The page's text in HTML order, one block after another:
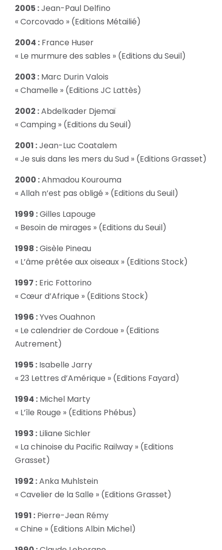
2005 :Jean-Paul Delfino
« Corcovado » (Editions Métailié)
2004 : France Huser
« Le murmure des sables » (Editions du Seuil)
2003 : Marc Durin Valois
« Chamelle » (Editions JC Lattès)
2002 :Abdelkader Djemaï
« Camping » (Editions du Seuil)
2001 :Jean-Luc Coatalem
« Je suis dans les mers du Sud » (Editions Grasset)
2000 :Ahmadou Kourouma
« Allah n’est pas obligé » (Editions du Seuil)
1999 :Gilles Lapouge
« Besoin de mirages » (Editions du Seuil)
1998 :Gisèle Pineau
« L’âme prêtée aux oiseaux » (Editions Stock)
1997 : Eric Fottorino
« Cœur d’Afrique » (Editions Stock)
1996 :Yves Ouahnon
« Le calendrier de Cordoue » (Editions
Autrement)
1995 : Isabelle Jarry
« 23 Lettres d’Amérique » (Editions Fayard)
1994 : Michel Marty
« L’île Rouge » (Editions Phébus)
1993 : Liliane Sichler
« La chinoise du Pacific Railway » (Editions
Grasset)
1992 :Anka Muhlstein
« Cavelier de la Salle » (Editions Grasset)
1991 : Pierre-Jean Rémy
« Chine » (Editions Albin Michel)